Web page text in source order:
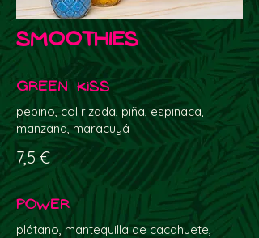
SMOOTHIES
Green Kiss
pepino, col rizada, piña, espinaca,
manzana, maracuyá
7,5 €
Power
plátano, mantequilla de cacahuete,